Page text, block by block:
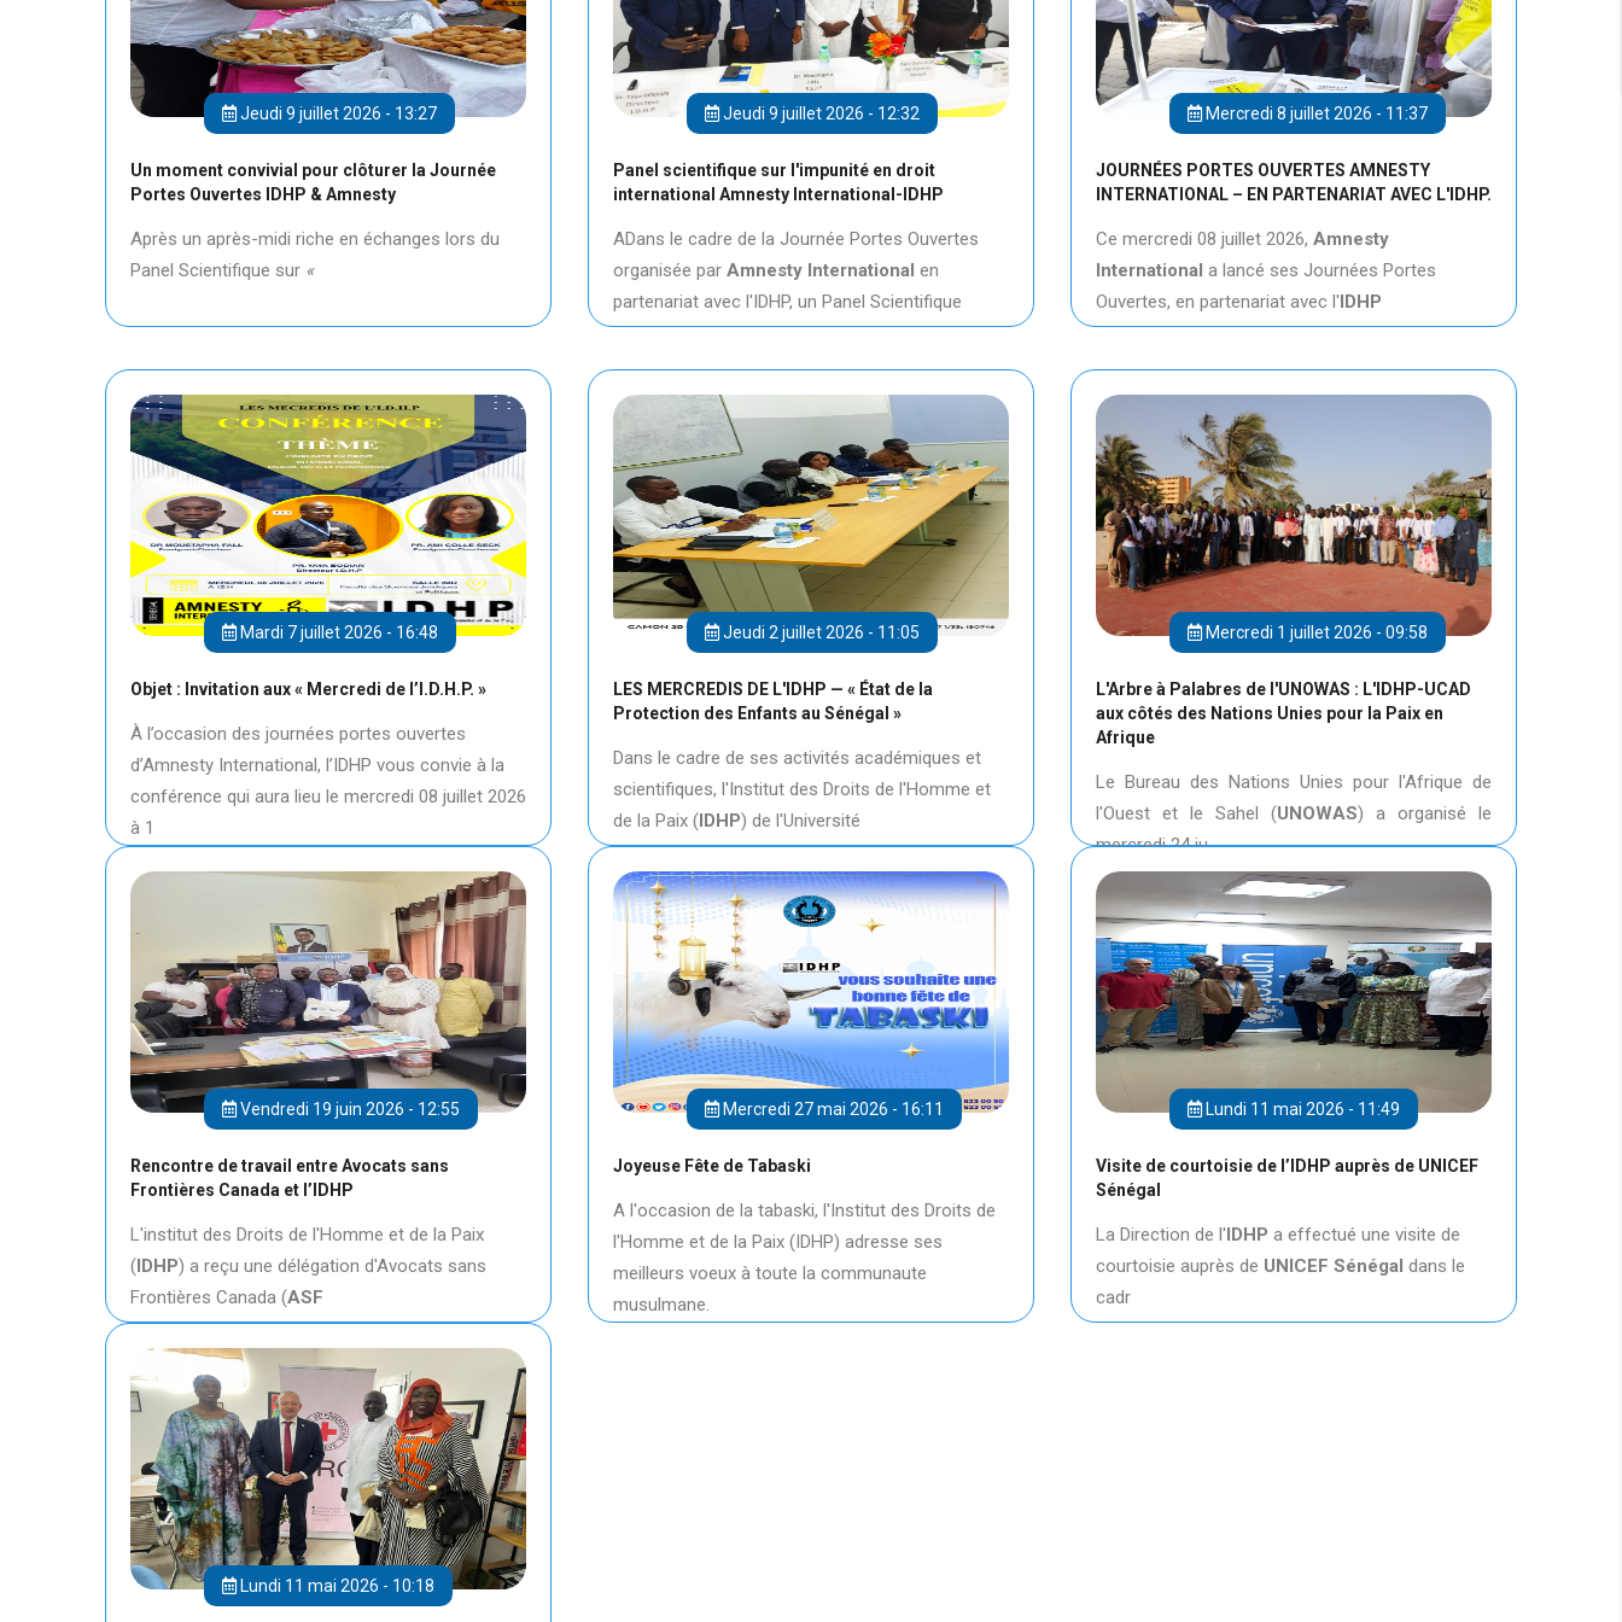
Jeudi 9 juillet 2026 - 13:27
Un moment convivial pour clôturer la Journée
Portes Ouvertes IDHP & Amnesty
Après un après-midi riche en échanges lors du
Panel Scientifique sur «
Jeudi 9 juillet 2026 - 12:32
Panel scientifique sur l'impunité en droit
international Amnesty International-IDHP
ADans le cadre de la Journée Portes Ouvertes
organisée par Amnesty International en
partenariat avec l'IDHP, un Panel Scientifique
Mercredi 8 juillet 2026 - 11:37
JOURNÉES PORTES OUVERTES AMNESTY
INTERNATIONAL – EN PARTENARIAT AVEC L'IDHP.
Ce mercredi 08 juillet 2026, Amnesty
International a lancé ses Journées Portes
Ouvertes, en partenariat avec l'IDHP
Mardi 7 juillet 2026 - 16:48
Objet : Invitation aux « Mercredi de l’I.D.H.P. »
À l’occasion des journées portes ouvertes
d’Amnesty International, l’IDHP vous convie à la
conférence qui aura lieu le mercredi 08 juillet 2026
à 1
Jeudi 2 juillet 2026 - 11:05
LES MERCREDIS DE L'IDHP — « État de la
Protection des Enfants au Sénégal »
Dans le cadre de ses activités académiques et
scientifiques, l'Institut des Droits de l'Homme et
de la Paix (IDHP) de l'Université
Mercredi 1 juillet 2026 - 09:58
L'Arbre à Palabres de l'UNOWAS : L'IDHP-UCAD
aux côtés des Nations Unies pour la Paix en
Afrique
Le Bureau des Nations Unies pour l'Afrique de
l'Ouest et le Sahel (UNOWAS) a organisé le
mercredi 24 ju
Vendredi 19 juin 2026 - 12:55
Rencontre de travail entre Avocats sans
Frontières Canada et l’IDHP
L'institut des Droits de l'Homme et de la Paix
(IDHP) a reçu une délégation d'Avocats sans
Frontières Canada (ASF
Mercredi 27 mai 2026 - 16:11
Joyeuse Fête de Tabaski
A l'occasion de la tabaski, l'Institut des Droits de
l'Homme et de la Paix (IDHP) adresse ses
meilleurs voeux à toute la communaute
musulmane.
Lundi 11 mai 2026 - 11:49
Visite de courtoisie de l’IDHP auprès de UNICEF
Sénégal
La Direction de l'IDHP a effectué une visite de
courtoisie auprès de UNICEF Sénégal dans le
cadr
Lundi 11 mai 2026 - 10:18